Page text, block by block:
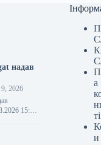
надав
2026
15:11
а
ті
и